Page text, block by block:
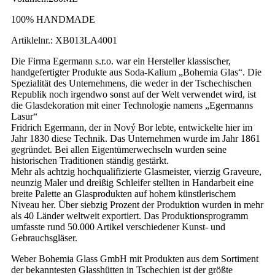
100% HANDMADE
Artiklelnr.: XB013LA4001
Die Firma Egermann s.r.o. war ein Hersteller klassischer,
handgefertigter Produkte aus Soda-Kalium „Bohemia Glas“. Die
Spezialität des Unternehmens, die weder in der Tschechischen
Republik noch irgendwo sonst auf der Welt verwendet wird, ist
die Glasdekoration mit einer Technologie namens „Egermanns
Lasur“
Fridrich Egermann, der in Nový Bor lebte, entwickelte hier im
Jahr 1830 diese Technik. Das Unternehmen wurde im Jahr 1861
gegründet. Bei allen Eigentümerwechseln wurden seine
historischen Traditionen ständig gestärkt.
Mehr als achtzig hochqualifizierte Glasmeister, vierzig Graveure,
neunzig Maler und dreißig Schleifer stellten in Handarbeit eine
breite Palette an Glasprodukten auf hohem künstlerischem
Niveau her. Über siebzig Prozent der Produktion wurden in mehr
als 40 Länder weltweit exportiert. Das Produktionsprogramm
umfasste rund 50.000 Artikel verschiedener Kunst- und
Gebrauchsgläser.
Weber Bohemia Glass GmbH mit Produkten aus dem Sortiment
der bekanntesten Glasshütten in Tschechien ist der größte